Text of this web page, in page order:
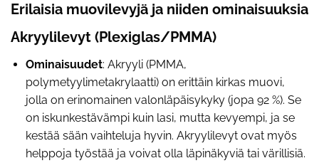
Erilaisia muovilevyjä ja niiden ominaisuuksia
Akryylilevyt (Plexiglas/PMMA)
Ominaisuudet: Akryyli (PMMA,
polymetyylimetakrylaatti) on erittäin kirkas muovi,
jolla on erinomainen valonläpäisykyky (jopa 92 %). Se
on iskunkestävämpi kuin lasi, mutta kevyempi, ja se
kestää sään vaihteluja hyvin. Akryylilevyt ovat myös
helppoja työstää ja voivat olla läpinäkyviä tai värillisiä.